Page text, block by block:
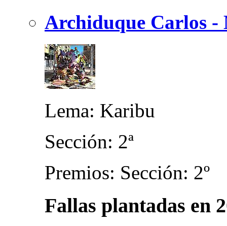
Archiduque Carlos -
Lema: Karibu
Sección: 2ª
Premios: Sección: 2º
Fallas plantadas en